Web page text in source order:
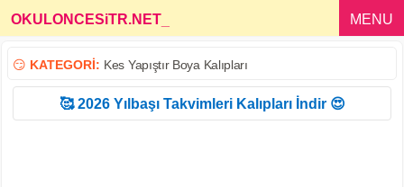
OKULONCESiTR.NET MENU
😏 KATEGORİ: Kes Yapıştır Boya Kalıpları
🥰 2026 Yılbaşı Takvimleri Kalıpları İndir 😍